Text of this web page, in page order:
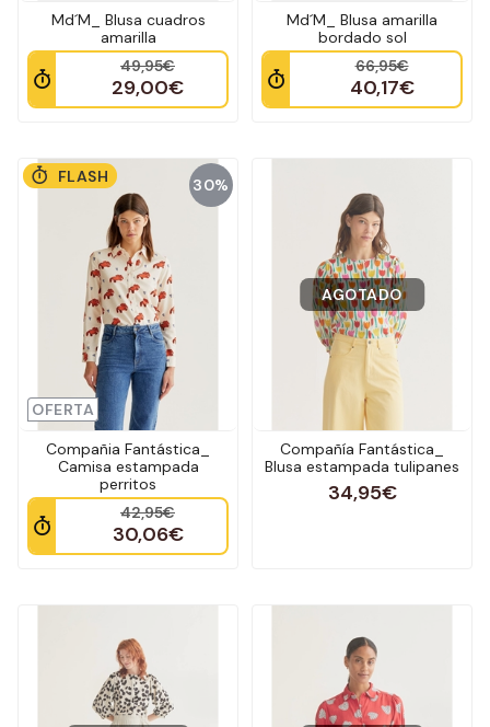
Md´M_ Blusa cuadros
amarilla
49,95€
29,00€
Md´M_ Blusa amarilla
bordado sol
66,95€
40,17€
30%
OFERTA
FLASH
Compañia Fantástica_
Camisa estampada
perritos
42,95€
30,06€
AGOTADO
Compañía Fantástica_
Blusa estampada tulipanes
34,95€